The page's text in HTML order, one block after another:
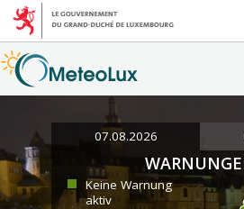
07.08.2026
Keine Warnung
aktiv